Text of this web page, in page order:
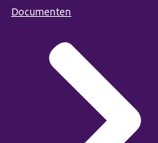
Documenten